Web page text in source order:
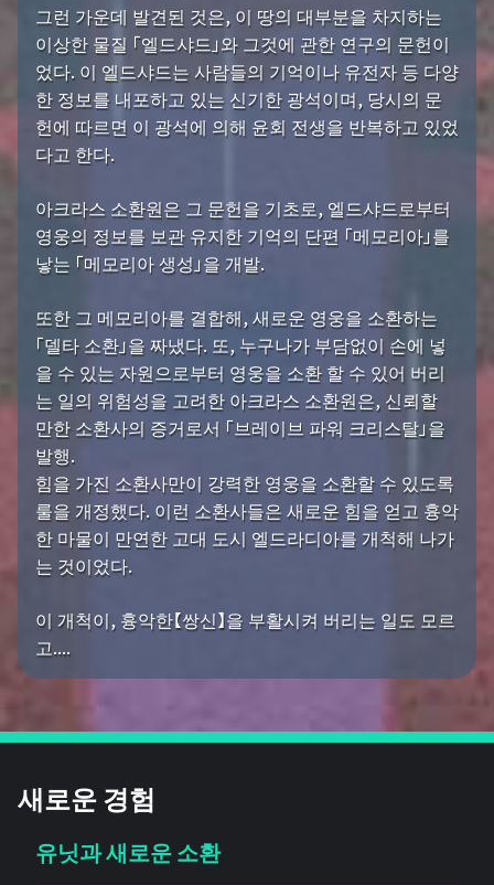
그런 가운데 발견된 것은, 이 땅의 대부분을 차지하는
이상한 물질 「엘드샤드」와 그것에 관한 연구의 문헌이
었다. 이 엘드샤드는 사람들의 기억이나 유전자 등 다양
한 정보를 내포하고 있는 신기한 광석이며, 당시의 문
헌에 따르면 이 광석에 의해 윤회 전생을 반복하고 있었
다고 한다.
아크라스 소환원은 그 문헌을 기초로, 엘드샤드로부터
영웅의 정보를 보관 유지한 기억의 단편 「메모리아」를
낳는 「메모리아 생성」을 개발.
또한 그 메모리아를 결합해, 새로운 영웅을 소환하는
「델타 소환」을 짜냈다. 또, 누구나가 부담없이 손에 넣
을 수 있는 자원으로부터 영웅을 소환 할 수 있어 버리
는 일의 위험성을 고려한 아크라스 소환원은, 신뢰할
만한 소환사의 증거로서 「브레이브 파워 크리스탈」을
발행.
힘을 가진 소환사만이 강력한 영웅을 소환할 수 있도록
룰을 개정했다. 이런 소환사들은 새로운 힘을 얻고 흉악
한 마물이 만연한 고대 도시 엘드라디아를 개척해 나가
는 것이었다.
이 개척이, 흉악한【쌍신】을 부활시켜 버리는 일도 모르
고....
새로운 경험
유닛과 새로운 소환